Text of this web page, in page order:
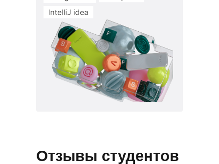
Отзывы студентов